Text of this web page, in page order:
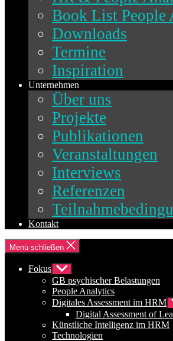
Book List People
Downloads
Termine
Inspiration
Unternehmen
Über uns
Projekte
Publikationen
Veranstaltungen
Interviews
Referenzen
Kontakt
Menü schließen
Fokus Untermenü
anzeigen
GB psychischer Belastungen
People Analytics
Digitales Assessment im HRM
Digital Assessment of
Künstliche Intelligenz im HRM
Technologien